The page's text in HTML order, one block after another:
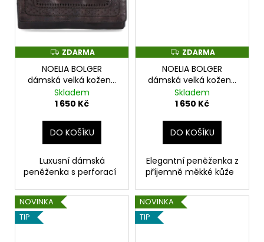
Z
D
A
R
M
A
ZDARMA
NOELIA BOLGER
dámská velká kožená
peněženka tmavě
hnědá
Skladem
1 650 Kč
DO KOŠÍKU
Luxusní dámská
peněženka s perforací
Z
D
A
R
M
A
ZDARMA
NOELIA BOLGER
dámská velká kožená
peněženka béžová
Skladem
1 650 Kč
DO KOŠÍKU
Elegantní peněženka z
příjemně měkké kůže
NOVINKA
TIP
NOVINKA
TIP